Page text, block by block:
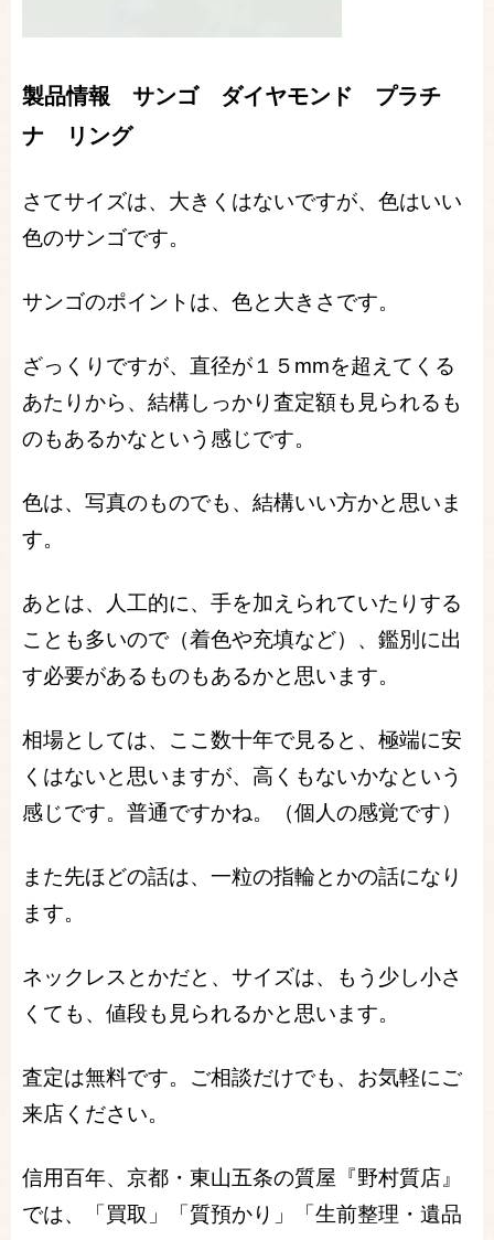
製品情報 サンゴ ダイヤモンド プラチ
ナ リング
さてサイズは、大きくはないですが、色はいい
色のサンゴです。
サンゴのポイントは、色と大きさです。
ざっくりですが、直径が１５mmを超えてくる
あたりから、結構しっかり査定額も見られるも
のもあるかなという感じです。
色は、写真のものでも、結構いい方かと思いま
す。
あとは、人工的に、手を加えられていたりする
ことも多いので（着色や充填など）、鑑別に出
す必要があるものもあるかと思います。
相場としては、ここ数十年で見ると、極端に安
くはないと思いますが、高くもないかなという
感じです。普通ですかね。（個人の感覚です）
また先ほどの話は、一粒の指輪とかの話になり
ます。
ネックレスとかだと、サイズは、もう少し小さ
くても、値段も見られるかと思います。
査定は無料です。ご相談だけでも、お気軽にご
来店ください。
信用百年、京都・東山五条の質屋『野村質店』
では、「買取」「質預かり」「生前整理・遺品